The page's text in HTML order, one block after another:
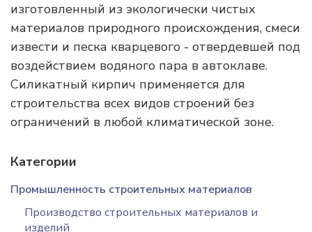
изготовленный из экологически чистых
материалов природного происхождения, смеси
извести и песка кварцевого - отвердевшей под
воздействием водяного пара в автоклаве.
Силикатный кирпич применяется для
строительства всех видов строений без
ограничений в любой климатической зоне.
Категории
Промышленность строительных материалов
Производство строительных материалов и
изделий